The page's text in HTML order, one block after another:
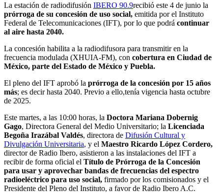
La estación de radiodifusión IBERO 90.9recibió este 4 de junio la
prórroga de su concesión de uso social, emitida por el Instituto
Federal de Telecomunicaciones (IFT), por lo que podrá continuar
al aire hasta 2040.
La concesión habilita a la radiodifusora para transmitir en la
frecuencia modulada (XHUIA-FM), con cobertura en Ciudad de
México, parte del Estado de México y Puebla.
El pleno del IFT aprobó la prórroga de la concesión por 15 años
más; es decir hasta 2040. Previo a ello,tenía vigencia hasta octubre
de 2025.
Este martes, a las 10:00 horas, la Doctora Mariana Dobernig
Gago, Directora General del Medio Universitario; la Licenciada
Begoña Irazábal Valdés, directora de Difusión Cultural y
Divulgación Universitaria, y el Maestro Ricardo López Cordero,
director de Radio Ibero, asistieron a las instalaciones del IFT a
recibir de forma oficial el Título de Prórroga de la Concesión
para usar y aprovechar bandas de frecuencias del espectro
radioeléctrico para uso social, firmado por los comisionados y el
Presidente del Pleno del Instituto, a favor de Radio Ibero A.C.